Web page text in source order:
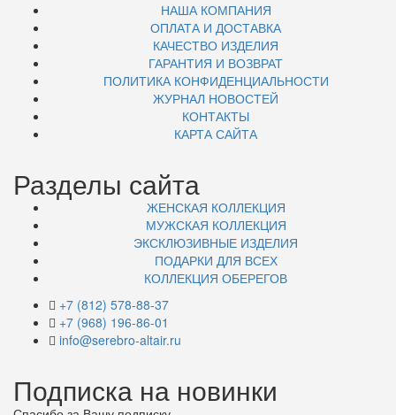
НАША КОМПАНИЯ
ОПЛАТА И ДОСТАВКА
КАЧЕСТВО ИЗДЕЛИЯ
ГАРАНТИЯ И ВОЗВРАТ
ПОЛИТИКА КОНФИДЕНЦИАЛЬНОСТИ
ЖУРНАЛ НОВОСТЕЙ
КОНТАКТЫ
КАРТА САЙТА
Разделы сайта
ЖЕНСКАЯ КОЛЛЕКЦИЯ
МУЖСКАЯ КОЛЛЕКЦИЯ
ЭКСКЛЮЗИВНЫЕ ИЗДЕЛИЯ
ПОДАРКИ ДЛЯ ВСЕХ
КОЛЛЕКЦИЯ ОБЕРЕГОВ
+7 (812) 578-88-37
+7 (968) 196-86-01
info@serebro-altair.ru
Подписка на новинки